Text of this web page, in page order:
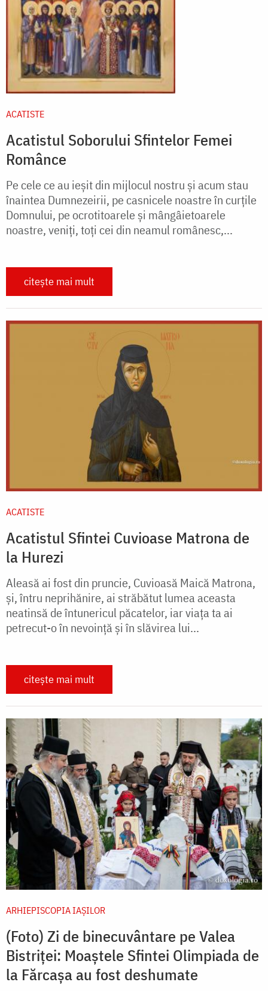
ACATISTE
Acatistul Soborului Sfintelor Femei
Românce
Pe cele ce au ieșit din mijlocul nostru și acum stau
înaintea Dumnezeirii, pe casnicele noastre în curțile
Domnului, pe ocrotitoarele și mângâietoarele
noastre, veniți, toți cei din neamul românesc,...
citește mai mult
ACATISTE
Acatistul Sfintei Cuvioase Matrona de
la Hurezi
Aleasă ai fost din pruncie, Cuvioasă Maică Matrona,
şi, întru neprihănire, ai străbătut lumea aceasta
neatinsă de întunericul păcatelor, iar viaţa ta ai
petrecut-o în nevoinţă şi în slăvirea lui...
citește mai mult
ARHIEPISCOPIA IAŞILOR
(Foto) Zi de binecuvântare pe Valea
Bistriței: Moaștele Sfintei Olimpiada de
la Fărcașa au fost deshumate